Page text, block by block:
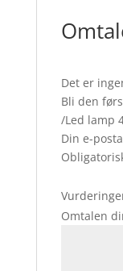
Det er
Bli den
/Led lamp
Din e-
Omtalen